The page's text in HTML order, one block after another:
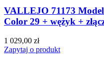
VALLEJO 71173
Color 29 + wężyk +
1 029,00 zł
Zapytaj o produkt